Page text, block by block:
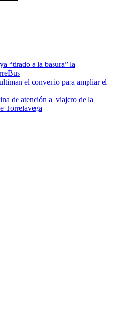
“tirado a la basura” la
el convenio para ampliar el
de atención al viajero de la
Torrelavega